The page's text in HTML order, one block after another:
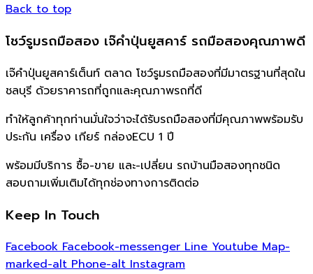
Back to top
โชว์รูมรถมือสอง เจ๊คำปุ่นยูสคาร์ รถมือสองคุณภาพดี
เจ๊คำปุ่นยูสคาร์เต็นท์ ตลาด โชว์รูมรถมือสองที่มีมาตรฐานที่สุดใน
ชลบุรี ด้วยราคารถที่ถูกและคุณภาพรถที่ดี
ทำให้ลูกค้าทุกท่านมั่นใจว่าจะได้รับรถมือสองที่มีคุณภาพพร้อมรับ
ประกัน เครื่อง เกียร์ กล่องECU 1 ปี
พร้อมมีบริการ ซื้อ-ขาย และ-เปลี่ยน รถบ้านมือสองทุกชนิด
สอบถามเพิ่มเติมได้ทุกช่องทางการติดต่อ
Keep In Touch
Facebook Facebook-messenger Line Youtube Map-
marked-alt Phone-alt Instagram